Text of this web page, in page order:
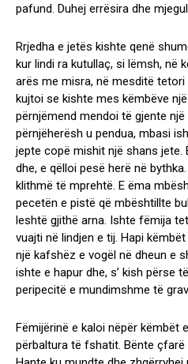
pafund. Duhej errësira dhe
Rrjedha e jetës kishte qenë
kur lindi ra kutullaç, si lëmsh, në
arës me misra, në mesditë tetori
kujtoi se kishte mes këmbëve
përnjëmend mendoi të gjente
përnjëherësh u pendua, mbasi
jepte copë mishit një shans jete.
dhe, e qëlloi pesë herë në
klithmë të mprehtë. E ëma
pecetën e pistë që mbështillte
leshtë gjithë arna. Ishte fëmija
vuajti në lindjen e tij. Hapi
një kafshëz e vogël në dheun e
ishte e hapur dhe, s’ kish përse
peripecitë e mundimshme të
Fëmijërinë e kaloi nëpër këmbët
përbaltura të fshatit. Bënte